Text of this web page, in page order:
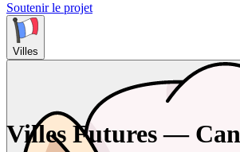
Soutenir le projet
Villes
Villes Futures —